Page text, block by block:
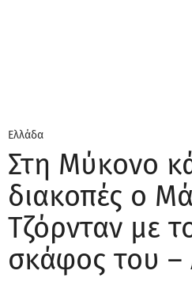
Ελλάδα
Στη Μύκονο
διακοπές ο
Τζόρνταν με
σκάφος του –